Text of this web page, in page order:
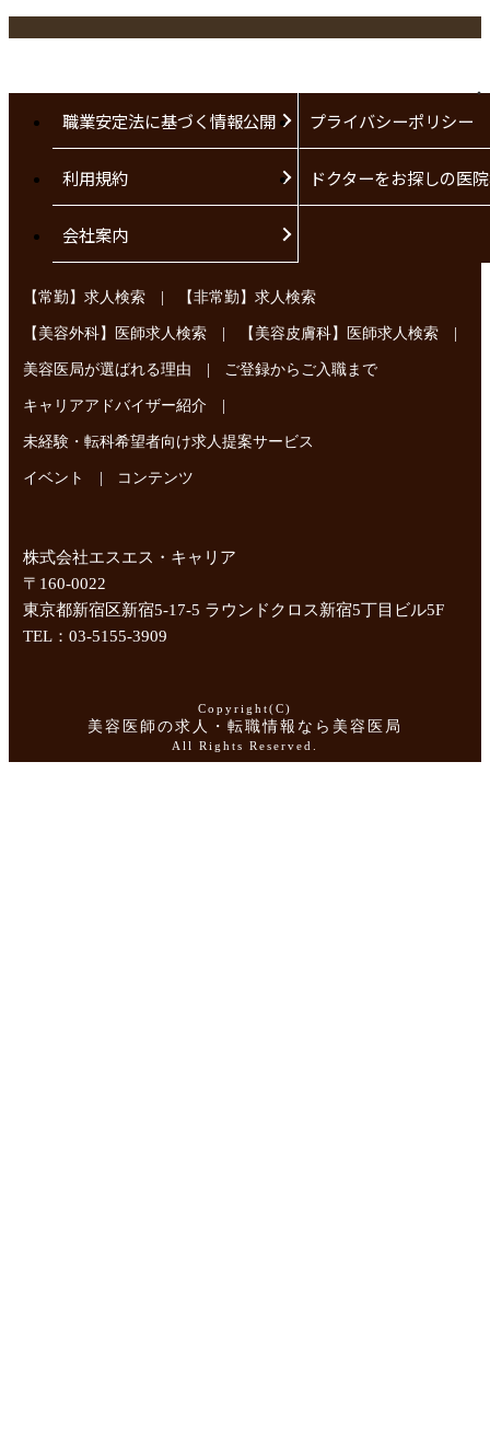
職業安定法に基づく情報公開 プライバシーポリシー
利用規約 ドクターをお探しの医
会社案内
【常勤】求人検索 | 【非常勤】求人検索
【美容外科】医師求人検索 | 【美容皮膚科】医師求人検索 |
美容医局が選ばれる理由 | ご登録からご入職まで
キャリアアドバイザー紹介 |
未経験・転科希望者向け求人提案サービス
イベント | コンテンツ
株式会社エスエス・キャリア
〒160-0022
東京都新宿区新宿5-17-5 ラウンドクロス新宿5丁目ビル5F
TEL：03-5155-3909
Copyright(C)
美容医師の求人・転職情報なら美容医局
All Rights Reserved.